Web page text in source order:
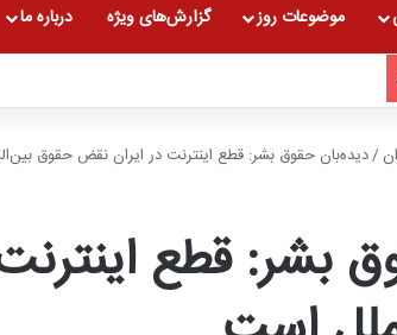
موضوعات روز گزارش‌های ویژه درباره ما
/دیده‌بان حقوق بشر: قطع اینترنت در ایران نقض حقوق
بشر: قطع